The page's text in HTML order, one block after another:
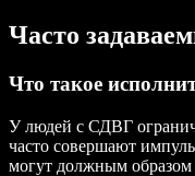
Часто
Что такое
У людей с СДВГ
часто совершают
могут должным образом